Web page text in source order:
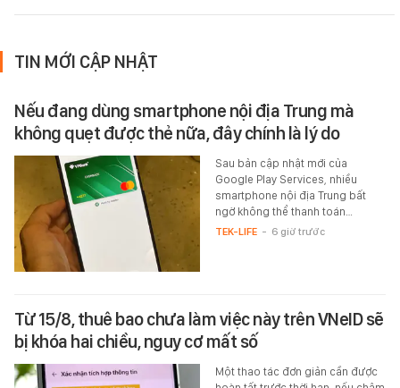
TIN MỚI CẬP NHẬT
Nếu đang dùng smartphone nội địa Trung mà
không quẹt được thẻ nữa, đây chính là lý do
Sau bản cập nhật mới của
Google Play Services, nhiều
smartphone nội địa Trung bất
ngờ không thể thanh toán…
TEK-LIFE - 6 giờ trước
Từ 15/8, thuê bao chưa làm việc này trên VNeID sẽ
bị khóa hai chiều, nguy cơ mất số
Một thao tác đơn giản cần được